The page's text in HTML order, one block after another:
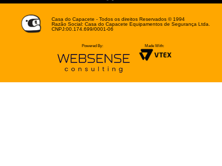
Casa do Capacete - Todos os direitos Reservados © 1994
Razão Social: Casa do Capacete Equipamentos de Segurança Ltda.
CNPJ:00.174.699/0001-06
Powered By: Made With: